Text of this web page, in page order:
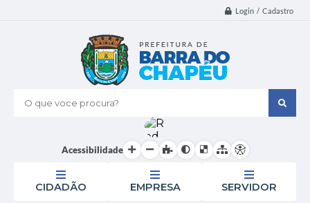
Login / Cadastro
O que voce procura?
Acessibilidade
CIDADÃO EMPRESA SERVIDOR